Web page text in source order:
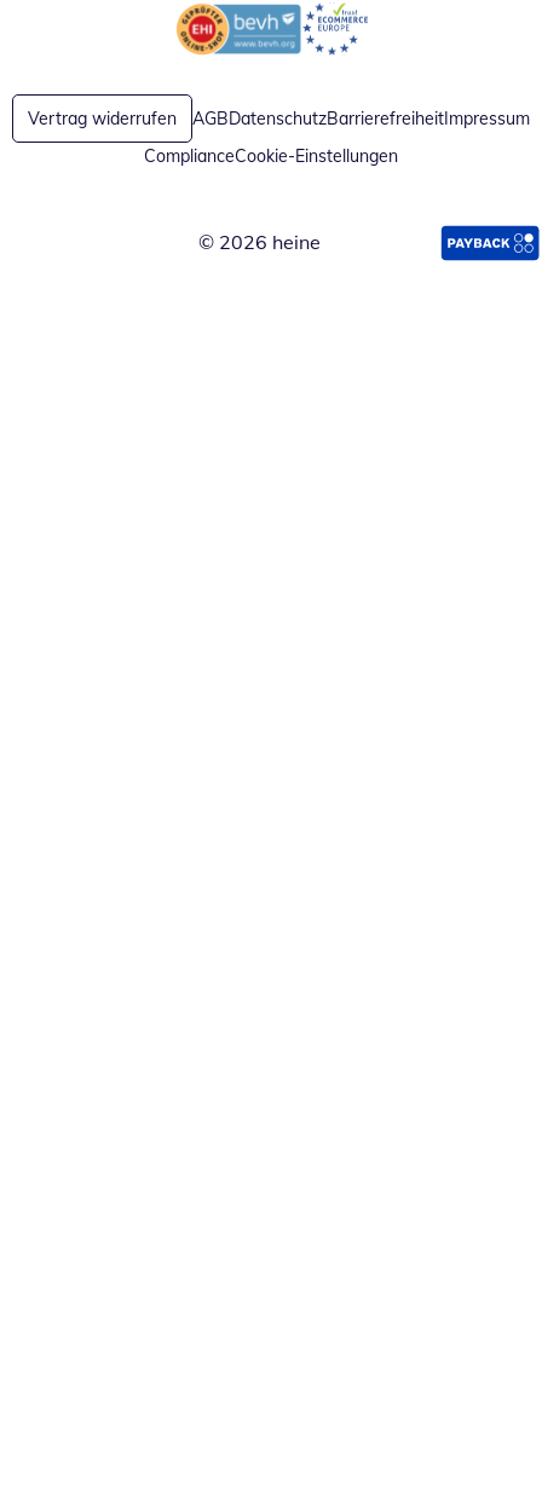
Öffnet in neuem FensterÖffnet in neuem Fenster
Vertrag widerrufen AGBDatenschutzBarrierefreiheitImpressum
ComplianceCookie-Einstellungen
© 2026 heine